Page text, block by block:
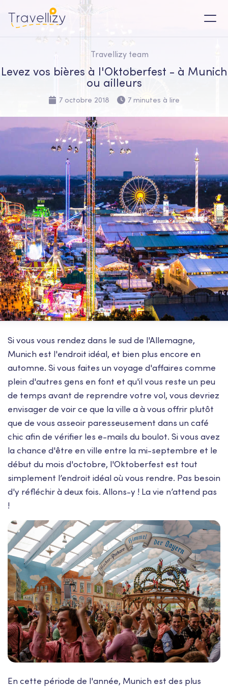
Travellizy team
Levez vos bières à l'Oktoberfest - à Munich
ou ailleurs
7 octobre 2018 7 minutes à lire
Si vous vous rendez dans le sud de l'Allemagne,
Munich est l'endroit idéal, et bien plus encore en
automne. Si vous faites un voyage d'affaires comme
plein d'autres gens en font et qu'il vous reste un peu
de temps avant de reprendre votre vol, vous devriez
envisager de voir ce que la ville a à vous offrir plutôt
que de vous asseoir paresseusement dans un café
chic afin de vérifier les e-mails du boulot. Si vous avez
la chance d'être en ville entre la mi-septembre et le
début du mois d'octobre, l'Oktoberfest est tout
simplement l’endroit idéal où vous rendre. Pas besoin
d'y réfléchir à deux fois. Allons-y ! La vie n’attend pas
!
En cette période de l'année, Munich est des plus